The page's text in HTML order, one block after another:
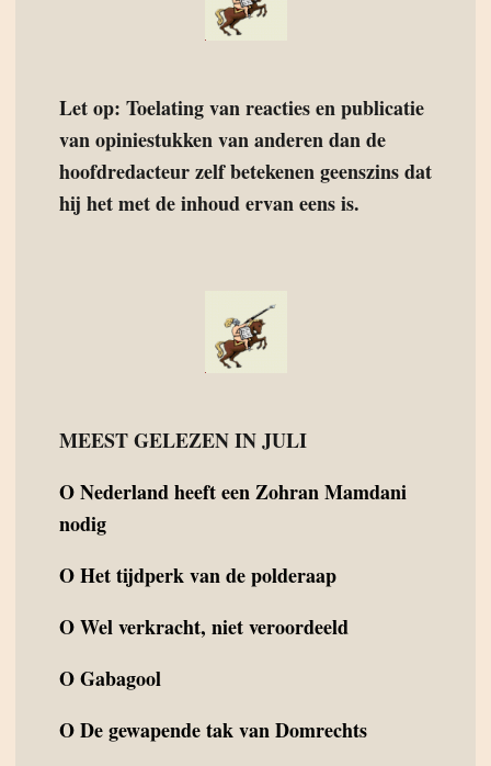
Let op: Toelating van reacties en publicatie
van opiniestukken van anderen dan de
hoofdredacteur zelf betekenen geenszins dat
hij het met de inhoud ervan eens is.
MEEST GELEZEN IN JULI
ONederland heeft een Zohran Mamdani
nodig
OHet tijdperk van de polderaap
OWel verkracht, niet veroordeeld
OGabagool
ODe gewapende tak van Domrechts